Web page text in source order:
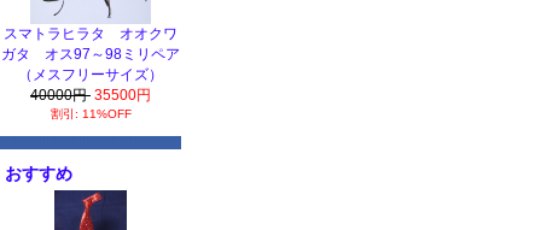
スマトラヒラタ オオクワ
ガタ オス97～98ミリペア
（メスフリーサイズ）
40000円 35500円
割引: 11%OFF
おすすめ